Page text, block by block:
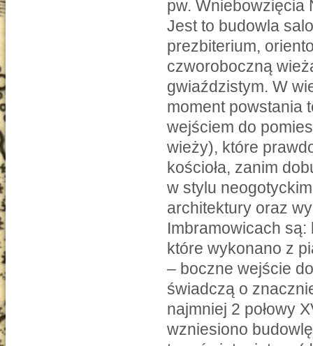
pw. Wniebowzięcia
Jest to budowla
prezbiterium,
czworoboczną
gwiaździstym. W
moment powstania
wejściem do
wieży), które
kościoła, zanim
w stylu
architektury oraz
Imbramowicach
które wykonano z
– boczne wejście
świadczą o
najmniej 2 połowy
wzniesiono